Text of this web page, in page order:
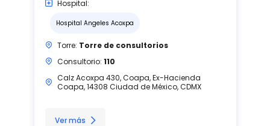
Hospital:
Hospital Angeles Acoxpa
Torre: Torre de consultorios
Consultorio: 110
Calz Acoxpa 430, Coapa, Ex-Hacienda
Coapa, 14308 Ciudad de México, CDMX
Ver más